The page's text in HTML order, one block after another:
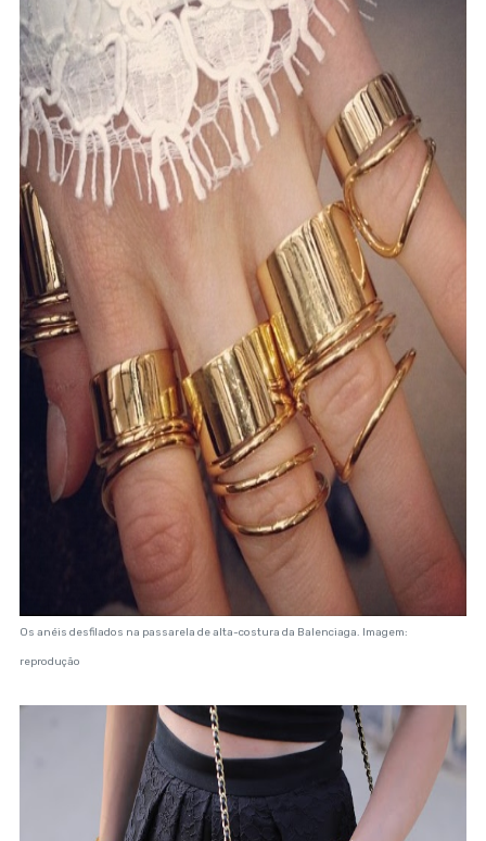
Os anéis desfilados na passarela de alta-costura da Balenciaga. Imagem:
reprodução